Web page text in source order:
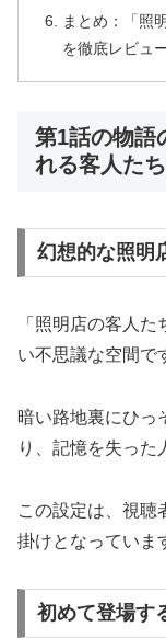
まとめ：「照
を徹底レビュ
第1話の物語
れる客人たち
幻想的な照明
「照明店の客人
い不思議な空間で
暗い路地裏にひっ
り、記憶を失った
この設定は、視聴
掛けとなっていま
初めて登場す